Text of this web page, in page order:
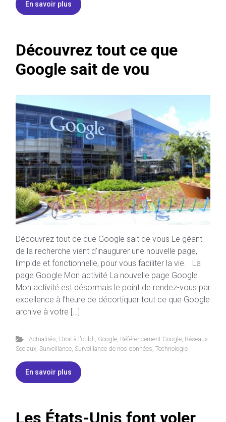
En savoir plus
Découvrez tout ce que
Google sait de vou
Découvrez tout ce que Google sait de vous Le géant
de la recherche vient d’inaugurer une nouvelle page,
limpide et fonctionnelle, pour vous faciliter la vie. La
page Google Mon activité La nouvelle page Google
Mon activité est désormais le point de rendez-vous par
excellence à l’heure de décortiquer tout ce que Google
archive à votre […]
Actualités Droit à l'oubli Google, Référencement Google, Réseaux
Sociaux Surveillance Surveillance de nos données Technologie
En savoir plus
Les États-Unis font voler